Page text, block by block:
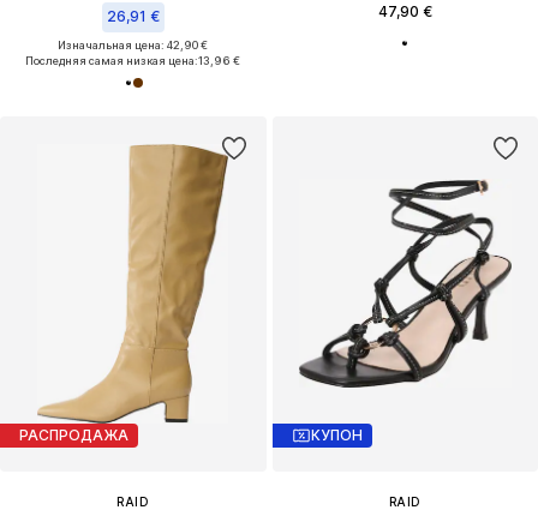
26,91 €
Изначальная цена: 42,90 €
Последняя самая низкая цена:13,96 €
47,90 €
РАСПРОДАЖА
RAID
КУПОН
RAID